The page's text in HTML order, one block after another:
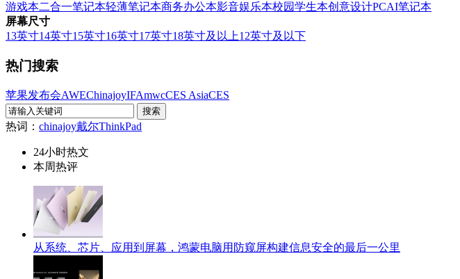
游戏本二合一笔记本轻薄笔记本商务办公本影音娱乐本校园学生本创意设计PCAI笔记本
屏幕尺寸
13英寸14英寸15英寸16英寸17英寸18英寸及以上12英寸及以下
热门搜索
苹果发布会AWEChinajoyIFAmwcCES AsiaCES
热词： chinajoy戴尔ThinkPad
24小时热文
本周热评
从系统、芯片、应用到屏幕，鸿蒙电脑用防窥屏构建信息安全的最后一公里